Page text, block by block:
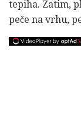
tepiha. Zatim,
peče na vrhu,